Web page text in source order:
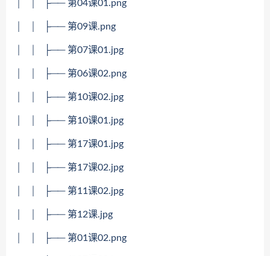
│ │ ├── 第04课01.png
│ │ ├── 第09课.png
│ │ ├── 第07课01.jpg
│ │ ├── 第06课02.png
│ │ ├── 第10课02.jpg
│ │ ├── 第10课01.jpg
│ │ ├── 第17课01.jpg
│ │ ├── 第17课02.jpg
│ │ ├── 第11课02.jpg
│ │ ├── 第12课.jpg
│ │ ├── 第01课02.png